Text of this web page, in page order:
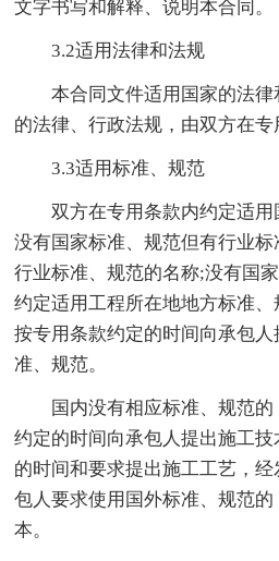
文字书写和解释、说明本合同。
3.2适用法律和法规
本合同文件适用国家的法
的法律、行政法规，由双方在专
3.3适用标准、规范
双方在专用条款内约定适
没有国家标准、规范但有行业
行业标准、规范的名称;没有国
约定适用工程所在地地方标准
按专用条款约定的时间向承包
准、规范。
国内没有相应标准、规范
约定的时间向承包人提出施工
的时间和要求提出施工工艺，
包人要求使用国外标准、规范
本。